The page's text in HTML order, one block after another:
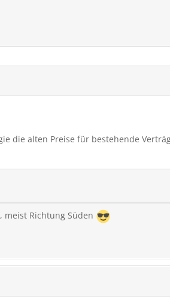
die alten Preise für bestehende
meist Richtung Süden